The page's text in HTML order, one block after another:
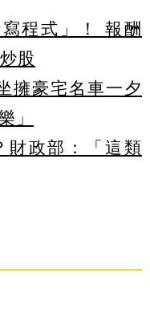
程式」！ 報酬
股
擁豪宅名車一夕
」
財政部：「這類